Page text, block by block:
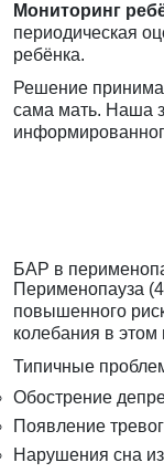
Мониторинг
периодическая
ребёнка.
Решение
сама мать. Наша
БАР в
Перименопауза
повышенного
колебания в этом
Типичные
Обострение
Появление
Нарушения сна